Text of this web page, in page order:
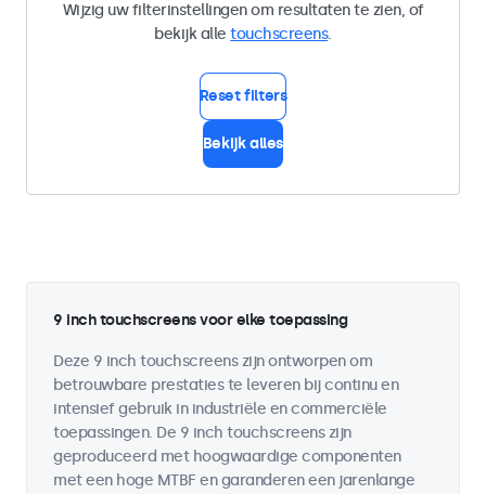
Wijzig uw filterinstellingen om resultaten te zien, of
bekijk alletouchscreens.
Reset filters
Bekijk alles
9 inch touchscreens voor elke toepassing
Deze 9 inch touchscreens zijn ontworpen om
betrouwbare prestaties te leveren bij continu en
intensief gebruik in industriële en commerciële
toepassingen. De 9 inch touchscreens zijn
geproduceerd met hoogwaardige componenten
met een hoge MTBF en garanderen een jarenlange